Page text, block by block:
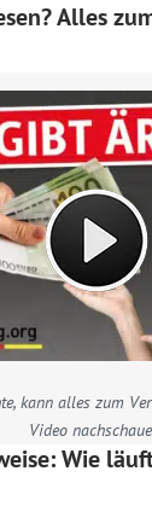
Alles
kann alles zum
Video
Wie